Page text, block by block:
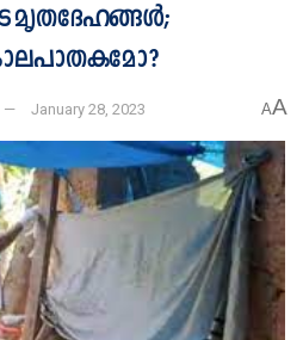
January 28, 2023 AA